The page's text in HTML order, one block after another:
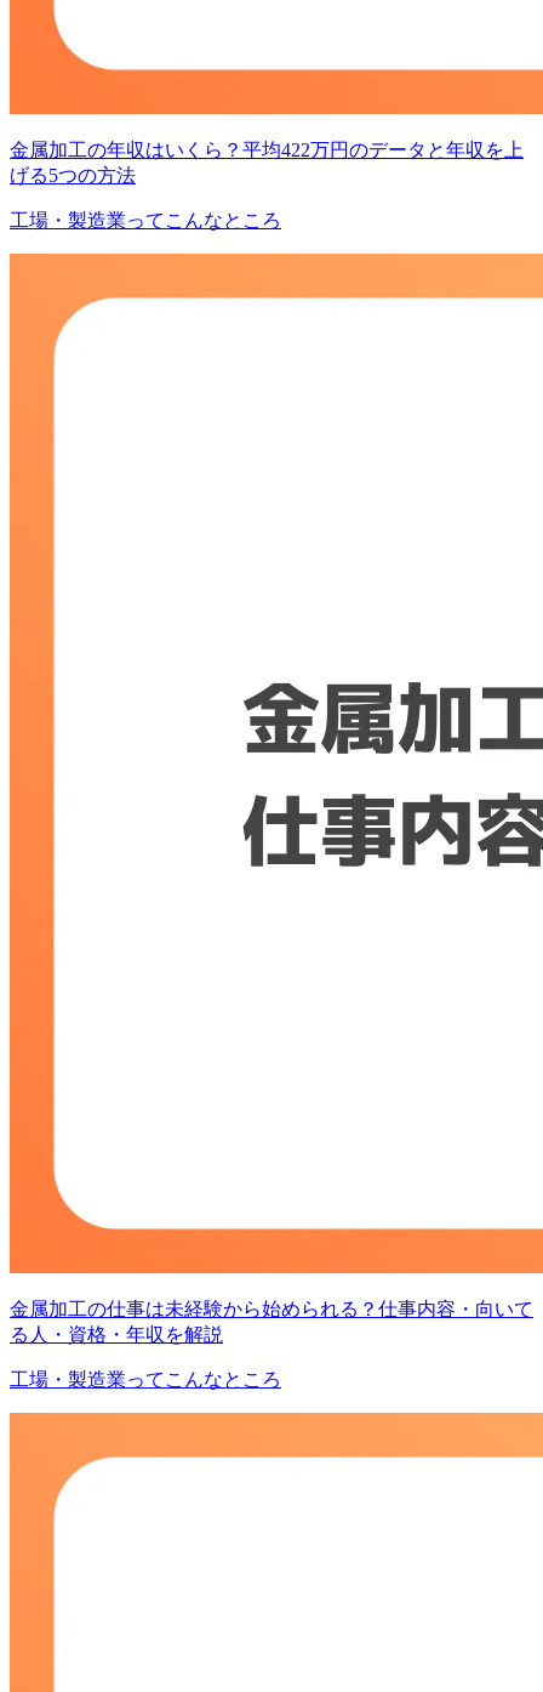
金属加工の年収はいくら？平均422万円のデータと年収を上
げる5つの方法
工場・製造業ってこんなところ
金属加工の仕事は未経験から始められる？仕事内容・向いて
る人・資格・年収を解説
工場・製造業ってこんなところ